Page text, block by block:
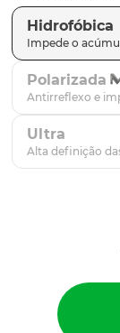
Hidrofóbica
Polarizada
Ultra